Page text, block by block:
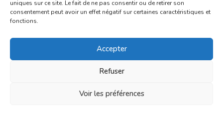
uniques sur ce site. Le fait de ne pas consentir ou de retirer son
consentement peut avoir un effet négatif sur certaines caractéristiques et
fonctions.
Accepter
Refuser
Voir les préférences
du 11 au 14 septembre :
République)
Le 14 septembre :pharmacie
Charignon-Dumas (La Fouillade)
du 14 au 18 septembre :